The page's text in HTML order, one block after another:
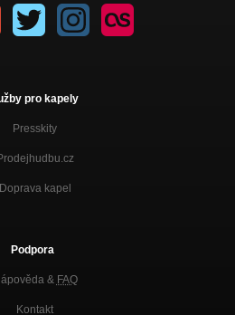
pro kapely
Presskity
Doprava kapel
Podpora
& FAQ
Kontakt